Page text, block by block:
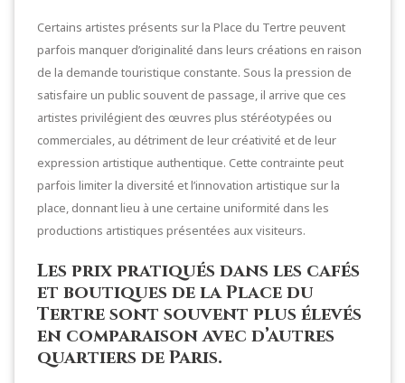
Certains artistes présents sur la Place du Tertre peuvent
parfois manquer d’originalité dans leurs créations en raison
de la demande touristique constante. Sous la pression de
satisfaire un public souvent de passage, il arrive que ces
artistes privilégient des œuvres plus stéréotypées ou
commerciales, au détriment de leur créativité et de leur
expression artistique authentique. Cette contrainte peut
parfois limiter la diversité et l’innovation artistique sur la
place, donnant lieu à une certaine uniformité dans les
productions artistiques présentées aux visiteurs.
Les prix pratiqués dans les cafés
et boutiques de la Place du
Tertre sont souvent plus élevés
en comparaison avec d’autres
quartiers de Paris.